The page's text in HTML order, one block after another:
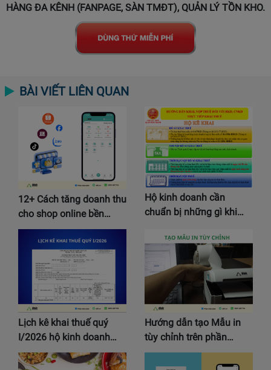
HÀNG ĐA KÊNH (FANPAGE, SÀN TMĐT), QUẢN LÝ TỒN KHO.
BÀI VIẾT LIÊN QUAN
12+ Cách tăng doanh thu
cho shop online bền…
Hộ kinh doanh cần
chuẩn bị những gì khi…
Lịch kê khai thuế quý
I/2026 hộ kinh doanh…
Hướng dẫn tạo Mẫu in
tùy chỉnh trên phần…